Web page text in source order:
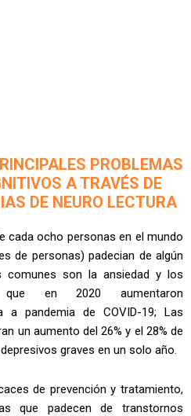
PROBLEMAS
A TRAVÉS DE
DE NEURO LECTURA
cada ocho personas en el mundo
de personas) padecian de algún
comunes son la ansiedad y los
que en 2020 aumentaron
a pandemia de COVID-19; Las
un aumento del 26% y el 28% de
graves en un solo año.
de prevención y tratamiento,
que padecen de transtornos